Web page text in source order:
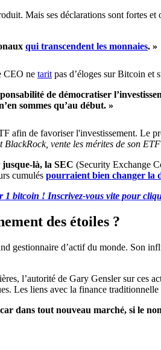
Mais ses déclarations sont fortes
qui transcendent les monnaies. »
CEO ne tarit pas d’éloges sur Bitcoin et
de démocratiser
sommes qu’au début. »
vente les mérites de son
jusque-là, la SEC (Security Exchange
cumulés pourraient bien changer la
1 bitcoin ! Inscrivez-vous vite pour
des étoiles ?
gestionnaire d’actif du monde. Son
l’autorité de Gary Gensler sur ces
Les liens avec la finance
dans tout nouveau marché, si le